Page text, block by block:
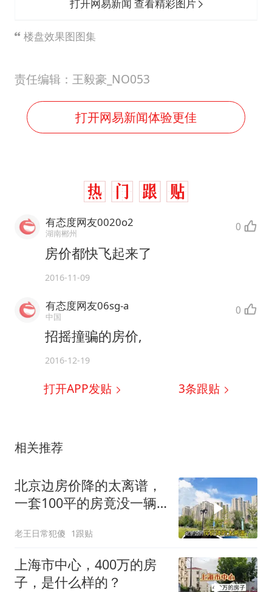
打开网易新闻 查看精彩图片
楼盘效果图图集
责任编辑：王毅豪_NO053
打开网易新闻体验更佳
有态度网友0020o2
湖南郴州 0
房价都快飞起来了
2016-11-09
有态度网友06sg-a
中国 0
招摇撞骗的房价,
2016-12-19
打开APP发贴 3条跟贴
相关推荐
北京边房价降的太离谱，
一套100平的房竟没一辆
老王日常犯傻 1跟贴
上海市中心，400万的房
子，是什么样的？